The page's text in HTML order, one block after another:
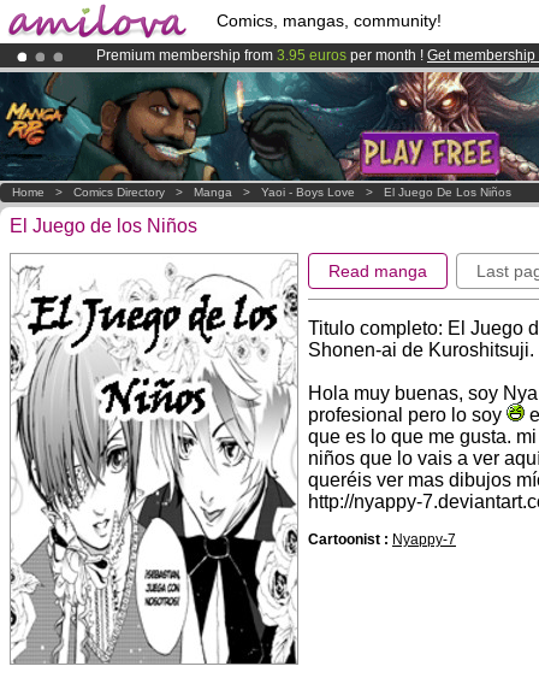
Comics, mangas, community!
Premium membership from 3.95 euros per month ! Get membership
Already 134393membersand 1208comics & mangas!.
AmilovaKickstarter is now LIVE!.
Home > Comics Directory > Manga > Yaoi - Boys Love > El Juego De Los Niños
El Juego de los Niños
Read manga Last
Titulo completo: El Juego
Shonen-ai de Kuroshitsuji.
Hola muy buenas, soy
profesional pero lo soy
que es lo que me gusta.
niños que lo vais a ver
queréis ver mas dibujos
http://nyappy-
Cartoonist : Nyappy-7